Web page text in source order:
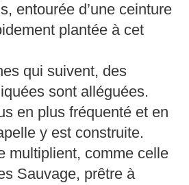
entourée d’une ceinture
plantée à cet
qui suivent, des
sont alléguées.
en plus fréquenté et en
y est construite.
multiplient, comme celle
Sauvage, prêtre à